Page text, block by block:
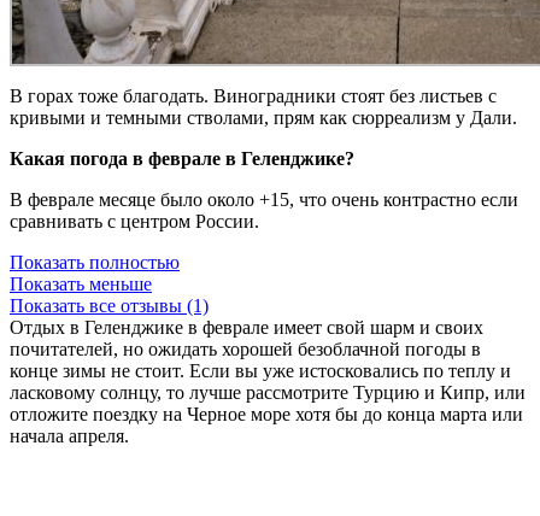
В горах тоже благодать. Виноградники стоят без листьев с
кривыми и темными стволами, прям как сюрреализм у Дали.
Какая погода в феврале в Геленджике?
В феврале месяце было около +15, что очень контрастно если
сравнивать с центром России.
Показать полностью
Показать меньше
Показать все отзывы (1)
Отдых в Геленджике в феврале имеет свой шарм и своих
почитателей, но ожидать хорошей безоблачной погоды в
конце зимы не стоит. Если вы уже истосковались по теплу и
ласковому солнцу, то лучше рассмотрите Турцию и Кипр, или
отложите поездку на Черное море хотя бы до конца марта или
начала апреля.